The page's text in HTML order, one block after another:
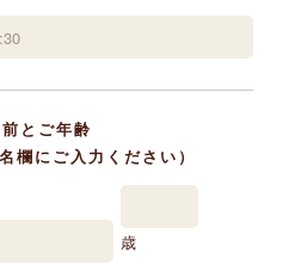
とご年齢
欄にご入力ください）
歳